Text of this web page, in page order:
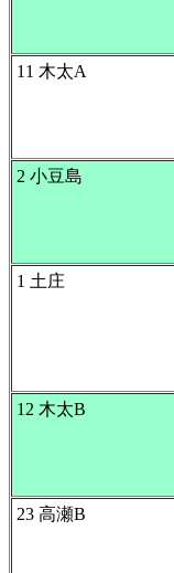
11 木太A
2 小豆島
1 土庄
12 木太B
23 高瀬B